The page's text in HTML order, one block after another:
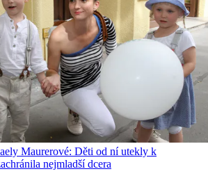
Maurerové: Děti od ní utekly k
nejmladší dcera